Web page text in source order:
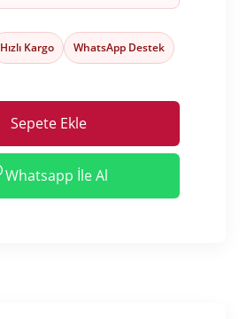
Hızlı Kargo WhatsApp Destek
Sepete Ekle
Whatsapp İle Al